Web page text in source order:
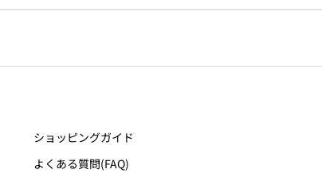
ショッピングガイド
よくある質問(FAQ)